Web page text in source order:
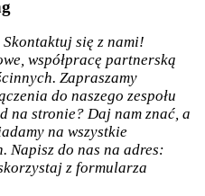
się z nami!
współpracę partnerską
Zapraszamy
do naszego zespołu
na stronie? Daj nam znać, a
na wszystkie
Napisz do nas na adres:
z formularza